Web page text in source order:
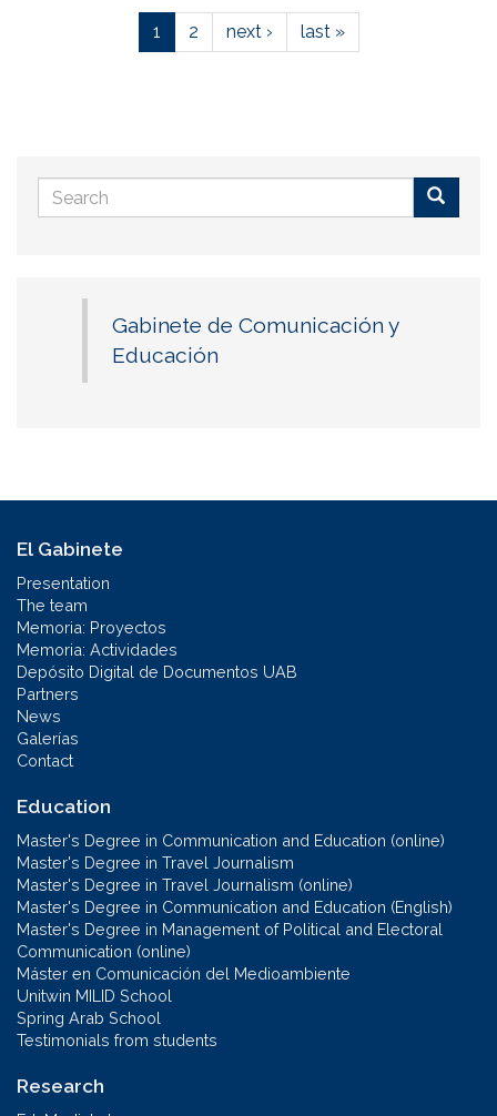
1 2 next › last »
Search
form
Gabinete de Comunicación y
Educación
El Gabinete
Presentation
The team
Memoria: Proyectos
Memoria: Actividades
Depósito Digital de Documentos UAB
Partners
News
Galerías
Contact
Education
Master's Degree in Communication and Education (online)
Master's Degree in Travel Journalism
Master's Degree in Travel Journalism (online)
Master's Degree in Communication and Education (English)
Master's Degree in Management of Political and Electoral
Communication (online)
Máster en Comunicación del Medioambiente
Unitwin MILID School
Spring Arab School
Testimonials from students
Research